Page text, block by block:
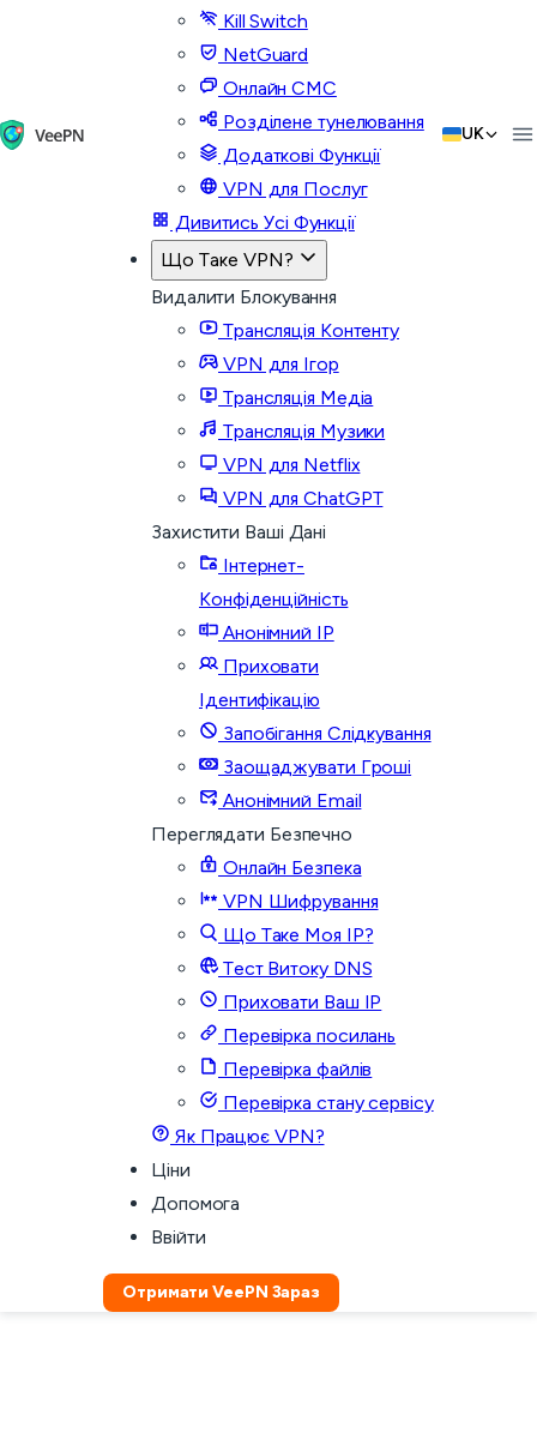
Kill Switch
NetGuard
Онлайн СМС
Розділене тунелювання
Додаткові Функції
VPN для Послуг
Дивитись Усі Функції
Що Таке VPN?
Видалити Блокування
Трансляція Контенту
VPN для Ігор
Трансляція Медіа
Трансляція Музики
VPN для Netflix
VPN для ChatGPT
Захистити Ваші Дані
Інтернет-
Конфіденційність
Анонімний IP
Приховати
Ідентифікацію
Запобігання Слідкування
Заощаджувати Гроші
Анонімний Email
Переглядати Безпечно
Онлайн Безпека
VPN Шифрування
Що Таке Моя IP?
Тест Витоку DNS
Приховати Ваш IP
Перевірка посилань
Перевірка файлів
Перевірка стану сервісу
Як Працює VPN?
Ціни
Допомога
Ввійти
Отримати VeePN Зараз
UK